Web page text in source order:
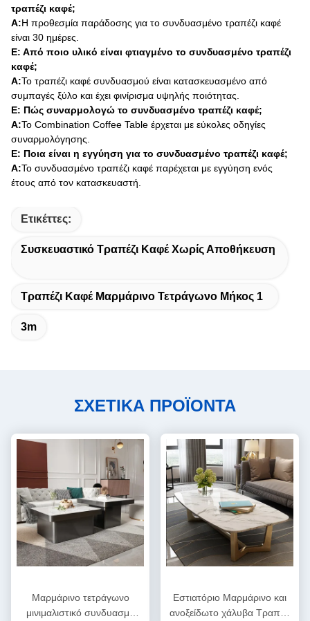
τραπέζι καφέ;
Α:Η προθεσμία παράδοσης για το συνδυασμένο τραπέζι καφέ
είναι 30 ημέρες.
Ε: Από ποιο υλικό είναι φτιαγμένο το συνδυασμένο τραπέζι
καφέ;
Α:Το τραπέζι καφέ συνδυασμού είναι κατασκευασμένο από
συμπαγές ξύλο και έχει φινίρισμα υψηλής ποιότητας.
Ε: Πώς συναρμολογώ το συνδυασμένο τραπέζι καφέ;
Α:Το Combination Coffee Table έρχεται με εύκολες οδηγίες
συναρμολόγησης.
Ε: Ποια είναι η εγγύηση για το συνδυασμένο τραπέζι καφέ;
Α:Το συνδυασμένο τραπέζι καφέ παρέχεται με εγγύηση ενός
έτους από τον κατασκευαστή.
Ετικέττες:
Συσκευαστικό Τραπέζι Καφέ Χωρίς Αποθήκευση
Τραπέζι Καφέ Μαρμάρινο Τετράγωνο Μήκος 1
3m
ΣΧΕΤΙΚΑ ΠΡΟΪΟΝΤΑ
Μαρμάρινο τετράγωνο
μινιμαλιστικό συνδυασμό
Εστιατόριο Μαρμάρινο και
ανοξείδωτο χάλυβα Τραπέζι